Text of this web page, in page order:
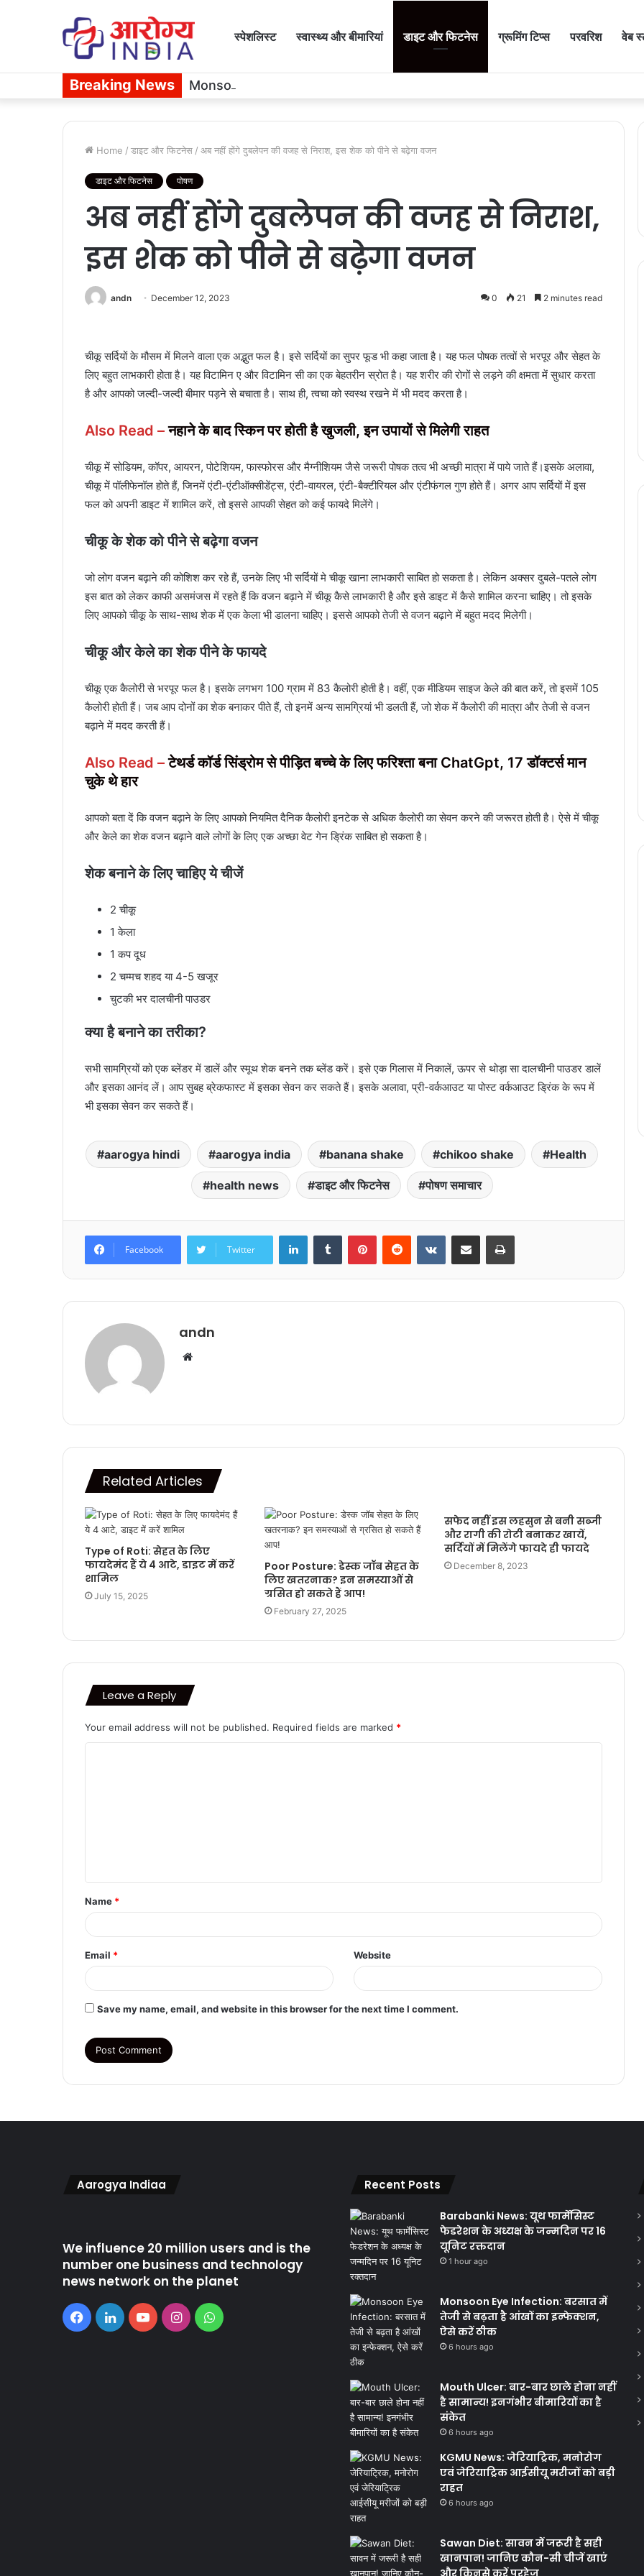
स्पेशलिस्ट स्वास्थ्य और बीमारियां डाइट और फिटनेस ग्रूमिंग टिप्स परवरिश वेब
Breaking News Monsoon Eye Infection: बरसात में तेजी से बढ़ता है आंखों का इन्फेक्शन, ऐसे करें ठीक
Home / डाइट और फिटनेस / अब नहीं होंगे दुबलेपन की वजह से निराश, इस शेक को पीने से बढ़ेगा वजन
डाइट और फिटनेस पोषण
अब नहीं होंगे दुबलेपन की वजह से निराश,
इस शेक को पीने से बढ़ेगा वजन
andn December 12, 2023 0 21 2 minutes read
चीकू सर्दियों के मौसम में मिलने वाला एक अद्भुत फल है। इसे सर्दियों का सुपर फूड भी कहा जाता है। यह फल पोषक तत्वों से भरपूर और सेहत के
लिए बहुत लाभकारी होता है। यह विटामिन ए और विटामिन सी का एक बेहतरीन स्रोत है। यह शरीर की रोगों से लड़ने की क्षमता में सुधार करता
है और आपको जल्दी-जल्दी बीमार पड़ने से बचाता है। साथ ही, त्वचा को स्वस्थ रखने में भी मदद करता है।
Also Read –नहाने के बाद स्किन पर होती है खुजली, इन उपायों से मिलेगी राहत
चीकू में सोडियम, कॉपर, आयरन, पोटेशियम, फास्फोरस और मैग्नीशियम जैसे जरूरी पोषक तत्व भी अच्छी मात्रा में पाये जाते हैं।इसके अलावा,
चीकू में पॉलीफेनॉल होते हैं, जिनमें एंटी-एंटीऑक्सीडेंट्स, एंटी-वायरल, एंटी-बैक्टीरियल और एंटीफंगल गुण होते हैं। अगर आप सर्दियों में इस
फल को अपनी डाइट में शामिल करें, तो इससे आपकी सेहत को कई फायदे मिलेंगे।
चीकू के शेक को पीने से बढ़ेगा वजन
जो लोग वजन बढ़ाने की कोशिश कर रहे हैं, उनके लिए भी सर्दियों मे चीकू खाना लाभकारी साबित हो सकता है। लेकिन अक्सर दुबले-पतले लोग
इस बात को लेकर काफी असमंजस में रहते हैं कि वजन बढ़ाने में चीकू कैसे लाभकारी है और इसे डाइट में कैसे शामिल करना चाहिए। तो इसके
लिए आपको चीकू के साथ-साथ शेक में एक केला भी डालना चाहिए। इससे आपको तेजी से वजन बढ़ाने में बहुत मदद मिलेगी।
चीकू और केले का शेक पीने के फायदे
चीकू एक कैलोरी से भरपूर फल है। इसके लगभग 100 ग्राम में 83 कैलोरी होती है। वहीं, एक मीडियम साइज केले की बात करें, तो इसमें 105
कैलोरी होती हैं। जब आप दोनों का शेक बनाकर पीते हैं, तो इनमें अन्य सामग्रियां भी डलती हैं, जो शेक में कैलोरी की मात्रा और तेजी से वजन
बढ़ाने में मदद करती हैं।
Also Read –टेथर्ड कॉर्ड सिंड्रोम से पीड़ित बच्चे के लिए फरिश्ता बना ChatGpt, 17 डॉक्टर्स मान
चुके थे हार
आपको बता दें कि वजन बढ़ाने के लिए आपको नियमित दैनिक कैलोरी इनटेक से अधिक कैलोरी का सेवन करने की जरूरत होती है। ऐसे में चीकू
और केले का शेक वजन बढ़ाने वाले लोगों के लिए एक अच्छा वेट गेन ड्रिंक साबित हो सकता है।
शेक बनाने के लिए चाहिए ये चीजें
2 चीकू
1 केला
1 कप दूध
2 चम्मच शहद या 4-5 खजूर
चुटकी भर दालचीनी पाउडर
क्या है बनाने का तरीका?
सभी सामग्रियों को एक ब्लेंडर में डालें और स्मूथ शेक बनने तक ब्लेंड करें। इसे एक गिलास में निकालें, ऊपर से थोड़ा सा दालचीनी पाउडर डालें
और इसका आनंद लें। आप सुबह ब्रेकफास्ट में इसका सेवन कर सकते हैं। इसके अलावा, प्री-वर्कआउट या पोस्ट वर्कआउट ड्रिंक के रूप में
भी इसका सेवन कर सकते हैं।
aarogya hindi aarogya india banana shake chikoo shake Health
health news डाइट और फिटनेस पोषण समाचार
Facebook Twitter
LinkedInTumblr PinterestReddit VKontakteShare via Email Print
andn
Website
Related Articles
Type of Roti: सेहत के लिए
फायदेमंद हैं ये 4 आटे, डाइट में करें
शामिल
July 15, 2025
Poor Posture: डेस्क जॉब सेहत के
लिए खतरनाक? इन समस्याओं से
ग्रसित हो सकते हैं आप!
February 27, 2025
सफेद नहीं इस लहसुन से बनी सब्जी
और रागी की रोटी बनाकर खायें,
सर्दियों में मिलेंगे फायदे ही फायदे
December 8, 2023
Leave a Reply
Your email address will not be published. Required fields are marked *
t
*
Name *
Email * Website
Save my name, email, and website in this browser for the next time I comment.
Aarogya Indiaa
We influence 20 million users and is the
number one business and technology
news network on the planet
Facebook
LinkedInYouTubeInstagramWhatsApp
Recent Posts
Barabanki News: यूथ फार्मेसिस्ट
फेडरेशन के अध्यक्ष के जन्मदिन पर 16
यूनिट रक्तदान
1 hour ago
Monsoon Eye Infection: बरसात में
तेजी से बढ़ता है आंखों का इन्फेक्शन,
ऐसे करें ठीक
6 hours ago
Mouth Ulcer: बार-बार छाले होना नहीं
है सामान्य! इनगंभीर बीमारियों का है
संकेत
6 hours ago
KGMU News: जेरियाट्रिक, मनोरोग
एवं जेरियाट्रिक आईसीयू मरीजों को बड़ी
राहत
6 hours ago
Sawan Diet: सावन में जरूरी है सही
खानपान! जानिए कौन-सी चीजें खाएं